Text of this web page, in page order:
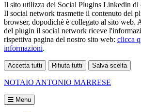
Il sito utilizza dei Social Plugins Linkedin di
Il social network trasmette il contenuto del
browser, dopodichè è collegato al sito web.
del plugin il social network riceve
rispettiva pagina del nostro sito web: clicca
informazioni.
Accetta tutti Rifiuta tutti Salva scelta
NOTAIO ANTONIO MARRESE
Menu